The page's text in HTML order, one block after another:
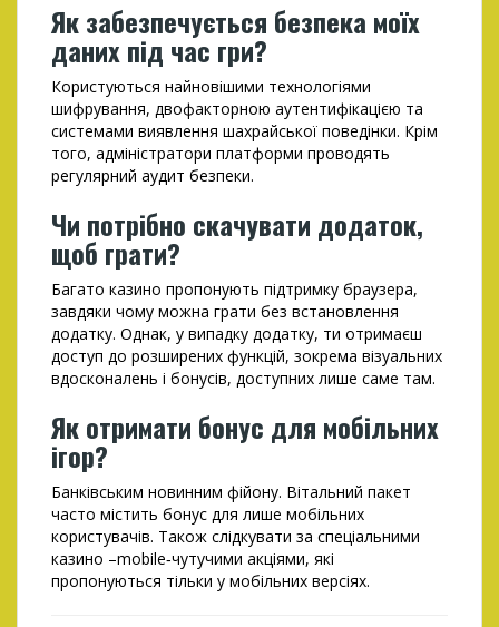
Як забезпечується безпека моїх
даних під час гри?
Користуються найновішими технологіями
шифрування, двофакторною аутентифікацією та
системами виявлення шахрайської поведінки. Крім
того, адміністратори платформи проводять
регулярний аудит безпеки.
Чи потрібно скачувати додаток,
щоб грати?
Багато казино пропонують підтримку браузера,
завдяки чому можна грати без встановлення
додатку. Однак, у випадку додатку, ти отримаєш
доступ до розширених функцій, зокрема візуальних
вдосконалень і бонусів, доступних лише саме там.
Як отримати бонус для мобільних
ігор?
Банківським новинним фійону. Вітальний пакет
часто містить бонус для лише мобільних
користувачів. Також слідкувати за спеціальними
казино –mobile‑чутучими акціями, які
пропонуються тільки у мобільних версіях.